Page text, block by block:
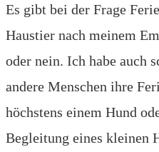
Es gibt bei der Frage
Haustier nach meinem
oder nein. Ich habe auch
andere Menschen ihre
höchstens einem Hund
Begleitung eines kleinen